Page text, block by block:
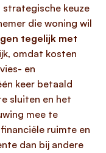
strategische keuze
die woning wil
tegelijk met
omdat kosten
en
keer betaald
sluiten en het
mee te
ruimte en
dan bij andere